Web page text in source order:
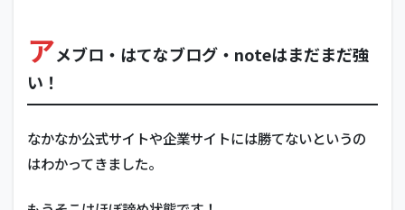
アメブロ・はてなブログ・noteはまだまだ強
い！
なかなか公式サイトや企業サイトには勝てないというの
はわかってきました。